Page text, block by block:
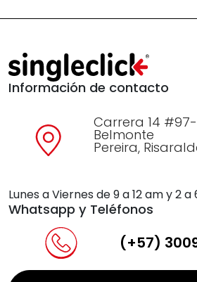
Información de contacto
Carrera 14
Belmonte
Pereira,
Lunes a Viernes de 9 a 12 am y 2
Whatsapp y Teléfonos
(+57)